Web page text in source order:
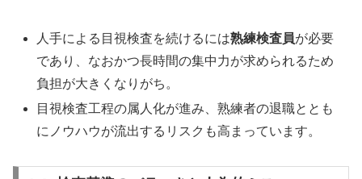
人手による目視検査を続けるには熟練検査員が必要
であり、なおかつ長時間の集中力が求められるため
負担が大きくなりがち。
目視検査工程の属人化が進み、熟練者の退職ととも
にノウハウが流出するリスクも高まっています。